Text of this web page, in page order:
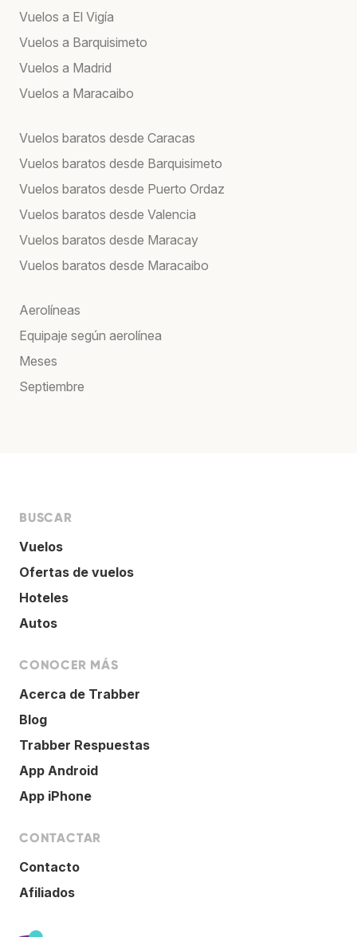
Vuelos a El Vigía
Vuelos a Barquisimeto
Vuelos a Madrid
Vuelos a Maracaibo
Vuelos baratos desde Caracas
Vuelos baratos desde Barquisimeto
Vuelos baratos desde Puerto Ordaz
Vuelos baratos desde Valencia
Vuelos baratos desde Maracay
Vuelos baratos desde Maracaibo
Aerolíneas
Equipaje según aerolínea
Meses
Septiembre
BUSCAR
Vuelos
Ofertas de vuelos
Hoteles
Autos
CONOCER MÁS
Acerca de Trabber
Blog
Trabber Respuestas
App Android
App iPhone
CONTACTAR
Contacto
Afiliados